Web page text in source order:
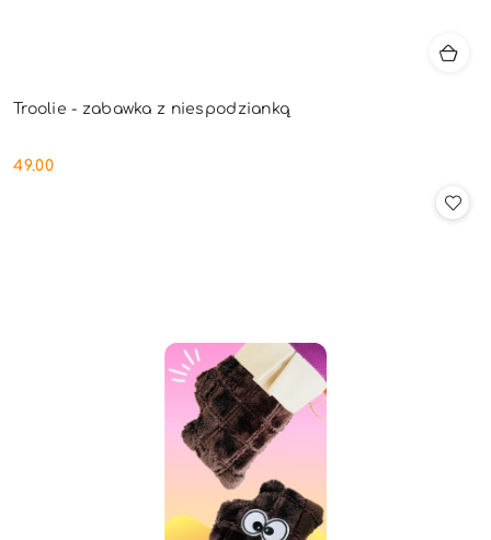
Troolie - zabawka z niespodzianką
Cena:
49.00